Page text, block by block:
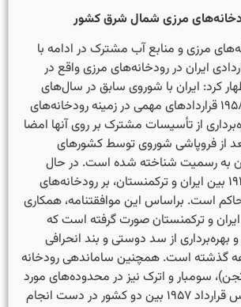
مرزی شمال شرق کشور
مرزی و منابع آب مشترک در ادامه با
ایران در رودخانه‌های مرزی واقع در
کرد: ایران با شوروی سابق در سال­‌های
۱۹۲۱، ۱۹۲۶، ۱۹۵۷ و ۱۹۵۸ قراردادهای مهمی در زمینه رودخانه‌های
از تأسیسات مشترک بر روی آنها امضا
از فروپاشی شوروی توسط کشورهای
به رسمیت شناخته شده است. در حال
حاضر موافقتنامه ۱۹۲۶ بین ایران و ترکمنستان، بر رودخانه­‌های
است. براساس این موافقتنامه، همکاری­‌
و ترکمنستان صورت گرفته است که
از سد دوستی و بند انحرافی
گذشته است. همچنین ساماندهی رودخانه­‌
سومبار و اترک نیز در محدوده­‌های مورد
توافق طرفین بر اساس قرارداد ۱۹۵۷ بین دو کشور در دست انجام